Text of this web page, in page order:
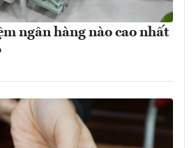
ngân hàng nào cao nhất